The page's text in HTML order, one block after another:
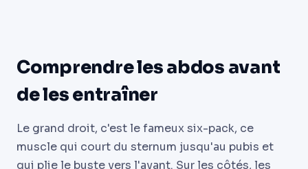
Comprendre les abdos avant
de les entraîner
Le grand droit, c'est le fameux six-pack, ce
muscle qui court du sternum jusqu'au pubis et
qui plie le buste vers l'avant. Sur les côtés, les